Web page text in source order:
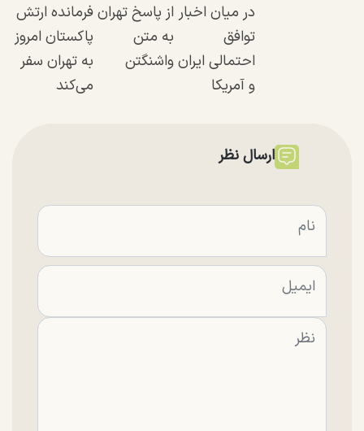
در میان اخبار
توافق
احتمالی ایران
و آمریکا
از پاسخ تهران
به متن
واشنگتن
فرمانده ارتش
پاکستان امروز
به تهران سفر
می‌کند
ارسال نظر